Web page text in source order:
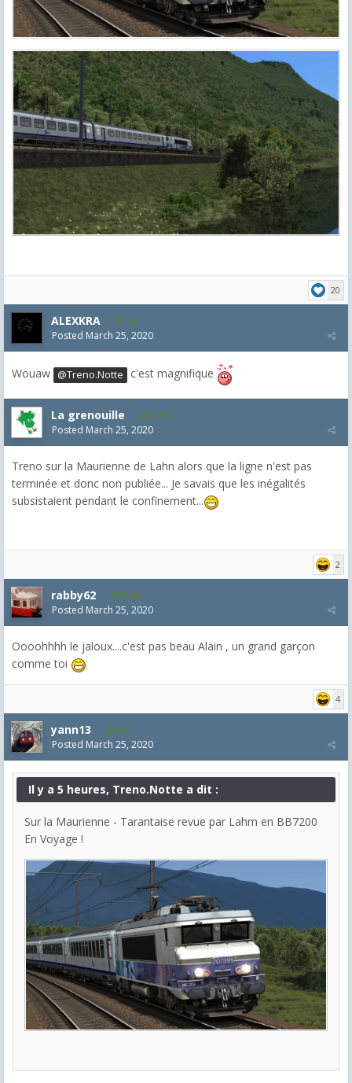
20
ALEXKRA 86
Posted March 25, 2020
Wouaw @Treno.Notte c'est magnifique
La grenouille 3,271
Posted March 25, 2020
Treno sur la Maurienne de Lahn alors que la ligne n'est pas
terminée et donc non publiée... Je savais que les inégalités
subsistaient pendant le confinement...
2
rabby62 8,454
Posted March 25, 2020
Oooohhhh le jaloux....c'est pas beau Alain , un grand garçon
comme toi
4
yann13 950
Posted March 25, 2020
Il y a 5 heures, Treno.Notte a dit :
Sur la Maurienne - Tarantaise revue par Lahm en BB7200
En Voyage !